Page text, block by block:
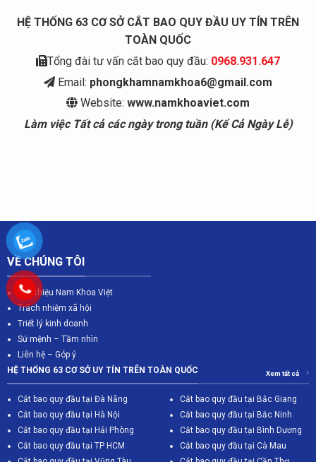
HỆ THỐNG 63 CƠ SỞ CẮT BAO QUY ĐẦU UY TÍN TRÊN
TOÀN QUỐC
Tổng đài tư vấn cắt bao quy đầu: 0968.931.647
Email: phongkhamnamkhoa6@gmail.com
Website: www.namkhoaviet.com
Làm việc Tất cả các ngày trong tuần (Kể Cả Ngày Lễ)
VỀ CHÚNG TÔI
Giới thiệu Nam Khoa Việt
Trách nhiệm xã hội
Triết lý kinh doanh
Sứ mệnh – Tầm nhìn
Liên hệ – Góp ý
HỆ THỐNG 63 CƠ SỞ UY TÍN TRÊN TOÀN QUỐC
Xem tất cả
Cắt bao quy đầu tại Đà Nẵng
Cắt bao quy đầu tại Hà Nội
Cắt bao quy đầu tại Hải Phòng
Cắt bao quy đầu tại TP HCM
Cắt bao quy đầu tại Bắc Giang
Cắt bao quy đầu tại Bắc Ninh
Cắt bao quy đầu tại Bình Dương
Cắt bao quy đầu tại Cà Mau